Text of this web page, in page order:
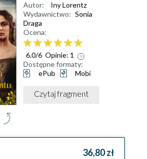
Autor:
Iny Lorentz
Wydawnictwo: Sonia
Draga
Ocena:
6.0/6 Opinie: 1
Dostępne formaty:
ePub
Mobi
Czytaj fragment
36,80 zł